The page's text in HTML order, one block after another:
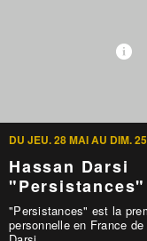
DU JEU. 28 MAI AU DIM.
Hassan Darsi
"Persistances"
"Persistances" est la
personnelle en France